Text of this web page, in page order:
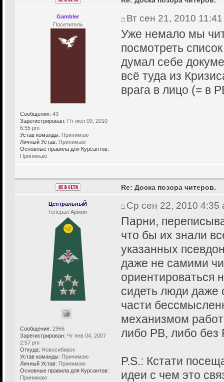
Gambler
Посетитель
Сообщения: 43
Зарегистрирован: Пт июл 09, 2010
6:55 pm
Устав команды: Принимаю
Личный Устав: Принимаю
Основные правила для Курсантов:
Принимаю
Вт сен 21, 2010
Уже немало мы
посмотреть
думал себе
всё туда из
врага в лицо (= в
ЦентральныЙ
Генерал Армии
Сообщения: 2966
Зарегистрирован: Чт янв 04, 2007
2:57 pm
Откуда: Новосибирск
Устав команды: Принимаю
Личный Устав: Принимаю
Основные правила для Курсантов:
Принимаю
Re: Доска позора читеров.
Ср сен 22, 2010 4:35
Парни,
что бы их знали
указанных
даже не самими
ориентироваться
сидеть люди даже
части
механизмом
либо PB, либо без
P.S.: Кстати
идеи с чем это